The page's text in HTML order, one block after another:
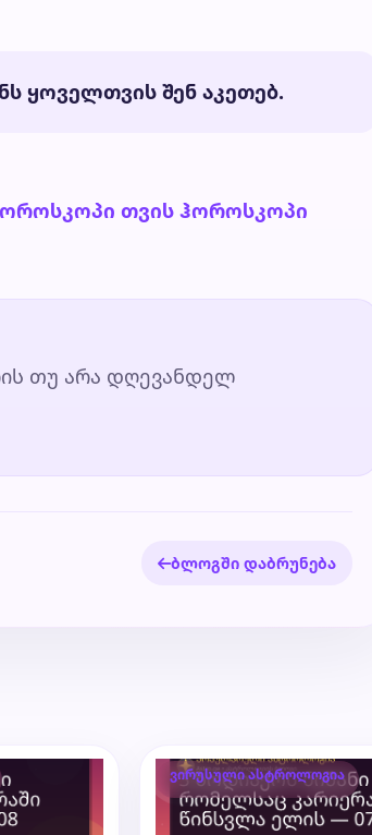
ყოველთვის შენ აკეთებ.
თვის ჰოროსკოპი
თუ არა დღევანდელ
ბლოგში დაბრუნება
ვირუსული ასტროლოგია